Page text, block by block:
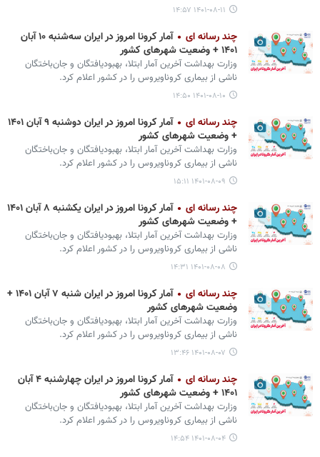
۱۴۰۱-۰۸-۱۱ ۱۴:۵۷
چند رسانه ای
آمار کرونا امروز در ایران سه‌شنبه ۱۰ آبان
۱۴۰۱ + وضعیت شهرهای کشور
وزارت بهداشت آخرین آمار ابتلا، بهبودیافتگان و جان‌باختگان
ناشی از بیماری کروناویروس را در کشور اعلام کرد.
۱۴۰۱-۰۸-۱۰ ۱۴:۵۰
چند رسانه ای
آمار کرونا امروز در ایران دوشنبه ۹ آبان ۱۴۰۱
+ وضعیت شهرهای کشور
وزارت بهداشت آخرین آمار ابتلا، بهبودیافتگان و جان‌باختگان
ناشی از بیماری کروناویروس را در کشور اعلام کرد.
۱۴۰۱-۰۸-۰۹ ۱۵:۱۱
چند رسانه ای
آمار کرونا امروز در ایران یکشنبه ۸ آبان ۱۴۰۱
+ وضعیت شهرهای کشور
وزارت بهداشت آخرین آمار ابتلا، بهبودیافتگان و جان‌باختگان
ناشی از بیماری کروناویروس را در کشور اعلام کرد.
۱۴۰۱-۰۸-۰۸ ۱۴:۳۱
چند رسانه ای
آمار کرونا امروز در ایران شنبه ۷ آبان ۱۴۰۱ +
وضعیت شهرهای کشور
وزارت بهداشت آخرین آمار ابتلا، بهبودیافتگان و جان‌باختگان
ناشی از بیماری کروناویروس را در کشور اعلام کرد.
۱۴۰۱-۰۸-۰۷ ۱۳:۴۶
چند رسانه ای
آمار کرونا امروز در ایران چهارشنبه ۴ آبان
۱۴۰۱ + وضعیت شهرهای کشور
وزارت بهداشت آخرین آمار ابتلا، بهبودیافتگان و جان‌باختگان
ناشی از بیماری کروناویروس را در کشور اعلام کرد.
۱۴۰۱-۰۸-۰۴ ۱۴:۵۴